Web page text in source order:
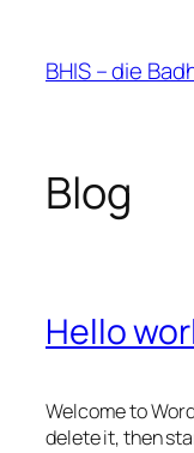
springen
BHIS – die
Blog
Hello
Welcome to
delete it, then